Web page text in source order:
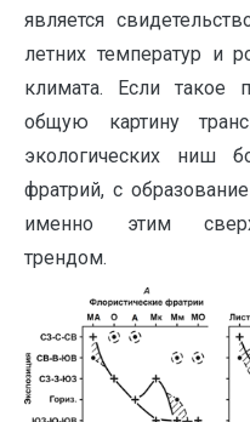
является
летних температур и
климата. Если такое
общую картину
экологических ниш
фратрий, с
именно этим
трендом.